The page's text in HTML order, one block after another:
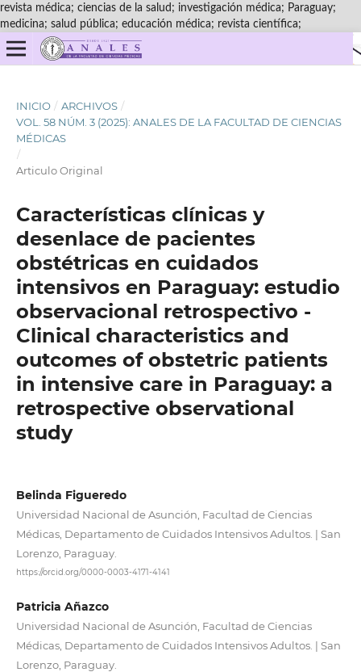
revista médica; ciencias de la salud; investigación médica; Paraguay;
medicina; salud pública; educación médica; revista científica;
INICIO / ARCHIVOS /
VOL. 58 NÚM. 3 (2025): ANALES DE LA FACULTAD DE CIENCIAS
MÉDICAS
/
Articulo Original
Características clínicas y
desenlace de pacientes
obstétricas en cuidados
intensivos en Paraguay: estudio
observacional retrospectivo -
Clinical characteristics and
outcomes of obstetric patients
in intensive care in Paraguay: a
retrospective observational
study
Belinda Figueredo
Universidad Nacional de Asunción, Facultad de Ciencias
Médicas, Departamento de Cuidados Intensivos Adultos. | San
Lorenzo, Paraguay.
https://orcid.org/0000-0003-4171-4141
Patricia Añazco
Universidad Nacional de Asunción, Facultad de Ciencias
Médicas, Departamento de Cuidados Intensivos Adultos. | San
Lorenzo, Paraguay.